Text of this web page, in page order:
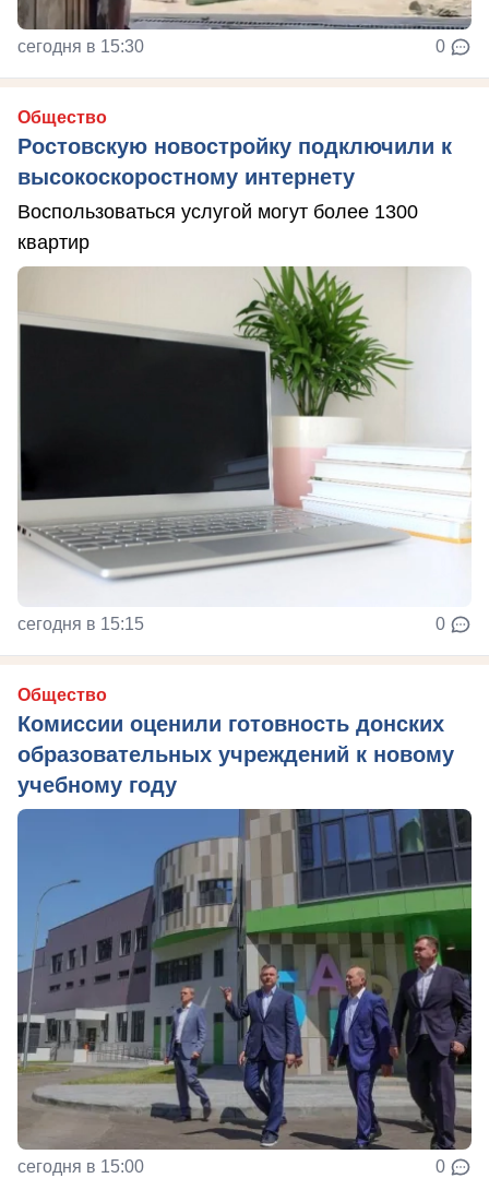
сегодня в 15:30 0
Общество
Ростовскую новостройку подключили к
высокоскоростному интернету
Воспользоваться услугой могут более 1300
квартир
сегодня в 15:15 0
Общество
Комиссии оценили готовность донских
образовательных учреждений к новому
учебному году
сегодня в 15:00 0